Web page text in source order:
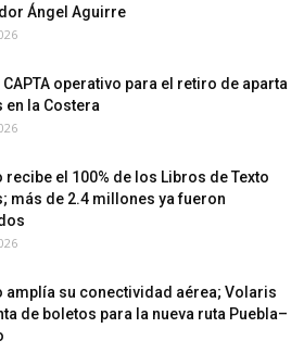
Ángel Aguirre
CAPTA operativo para el retiro de aparta
en la Costera
recibe el 100% de los Libros de Texto
más de 2.4 millones ya fueron
amplía su conectividad aérea; Volaris
de boletos para la nueva ruta Puebla–